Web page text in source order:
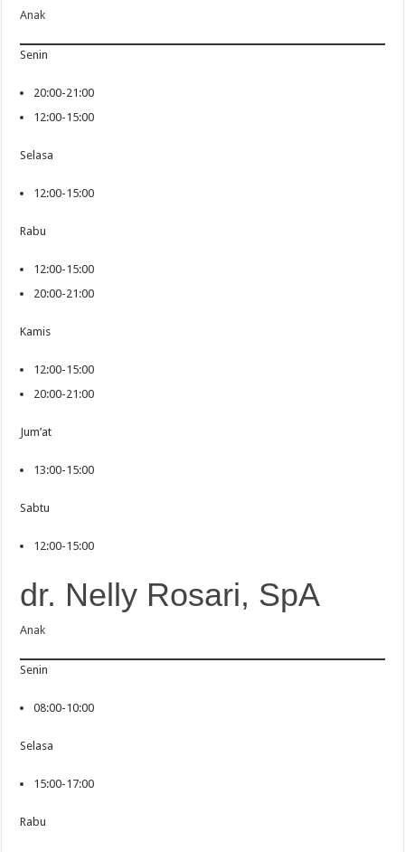
Anak
Senin
20:00-21:00
12:00-15:00
Selasa
12:00-15:00
Rabu
12:00-15:00
20:00-21:00
Kamis
12:00-15:00
20:00-21:00
Jum’at
13:00-15:00
Sabtu
12:00-15:00
dr. Nelly Rosari, SpA
Anak
Senin
08:00-10:00
Selasa
15:00-17:00
Rabu